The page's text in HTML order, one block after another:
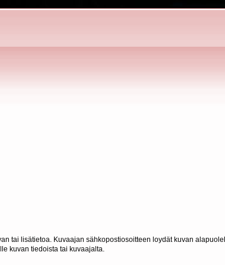
tai lisätietoa. Kuvaajan sähkopostiosoitteen loydät kuvan
kuvan tiedoista tai kuvaajalta.